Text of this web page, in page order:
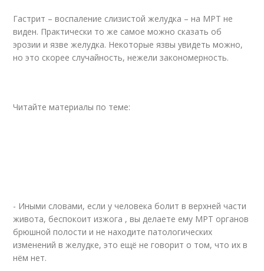
Гастрит – воспаление слизистой желудка – на МРТ не
виден. Практически то же самое можно сказать об
эрозии и язве желудка. Некоторые язвы увидеть можно,
но это скорее случайность, нежели закономерность.
Читайте материалы по теме:
- Иными словами, если у человека болит в верхней части
живота, беспокоит изжога , вы делаете ему МРТ органов
брюшной полости и не находите патологических
изменений в желудке, это ещё не говорит о том, что их в
нём нет.